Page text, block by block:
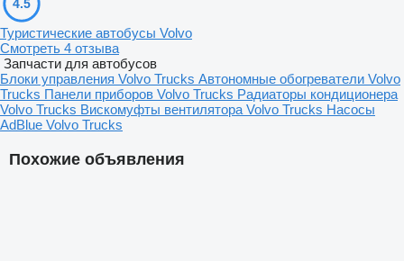
Похожие объявления
4.5
Туристические автобусы Volvo
Смотреть 4 отзыва
Запчасти для автобусов
Блоки управления Volvo Trucks Автономные обогреватели Volvo
Trucks Панели приборов Volvo Trucks Радиаторы кондиционера
Volvo Trucks Вискомуфты вентилятора Volvo Trucks Насосы
AdBlue Volvo Trucks